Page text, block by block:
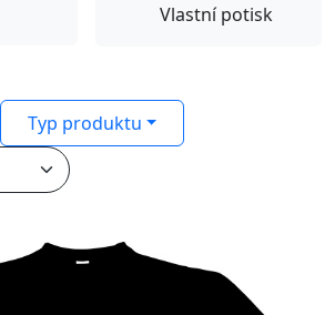
Vlastní potisk
Typ produktu